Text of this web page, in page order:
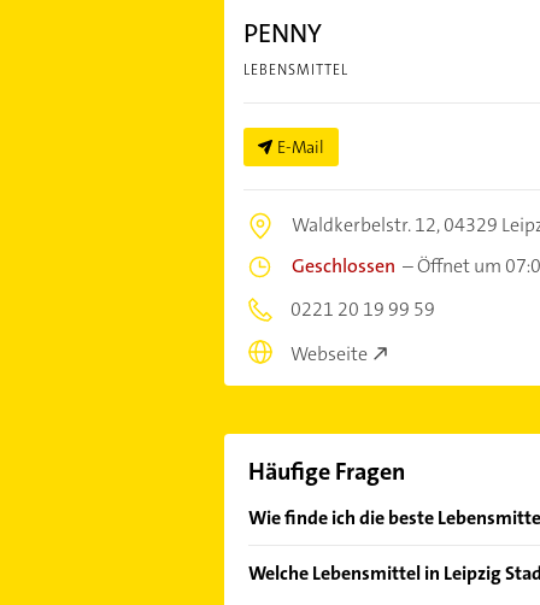
PENNY
LEBENSMITTEL
E-Mail
Waldkerbelstr. 12,04329
Geschlossen –Öffnet um
0221 20 19 99 59
Webseite
Häufige Fragen
Wie finde ich die beste
von den Empfehlungen. Die
Welche Lebensmittel in Leipzig